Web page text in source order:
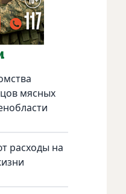
мясных
расходы на